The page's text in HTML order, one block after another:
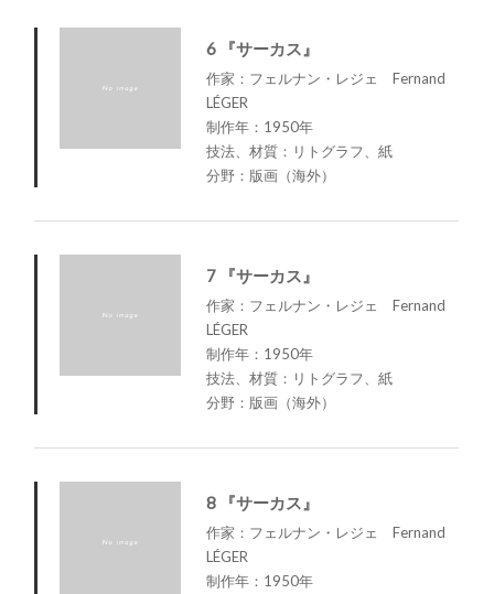
6 『サーカス』
作家：フェルナン・レジェ Fernand
LÉGER
制作年：1950年
技法、材質：リトグラフ、紙
分野：版画（海外）
7 『サーカス』
作家：フェルナン・レジェ Fernand
LÉGER
制作年：1950年
技法、材質：リトグラフ、紙
分野：版画（海外）
8 『サーカス』
作家：フェルナン・レジェ Fernand
LÉGER
制作年：1950年